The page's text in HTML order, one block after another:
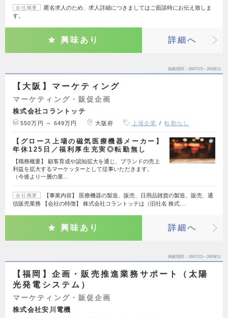
会社概要
匿名求人のため、求人詳細につきましてはご面談時にお伝え致しま
す。
興味あり 詳細へ
掲載期間 26/07/23～26/08/11
【大阪】マーケティング
マーケティング・販促企画
株式会社コラントッテ
550万円 ～ 649万円 大阪府 上場企業 転勤なし
【グロース上場の磁気医療機器メーカー】
年休125日／福利厚生充実◎転勤無し
【職務概要】 顧客育成や認知拡大を通じ、ブランドの売上
利益を拡大するマーケッターとして従事いただきます。
（今後より一層の業…
会社概要
【事業内容】 医療機器の製造、販売、日用品雑貨の製造、販売、通
信販売業務 【会社の特徴】 株式会社コラントッテは（旧社名 株式…
興味あり 詳細へ
掲載期間 26/07/23～26/08/11
【福岡】企画・販売推進業務サポート（太陽
光発電システム）
マーケティング・販促企画
株式会社安川電機